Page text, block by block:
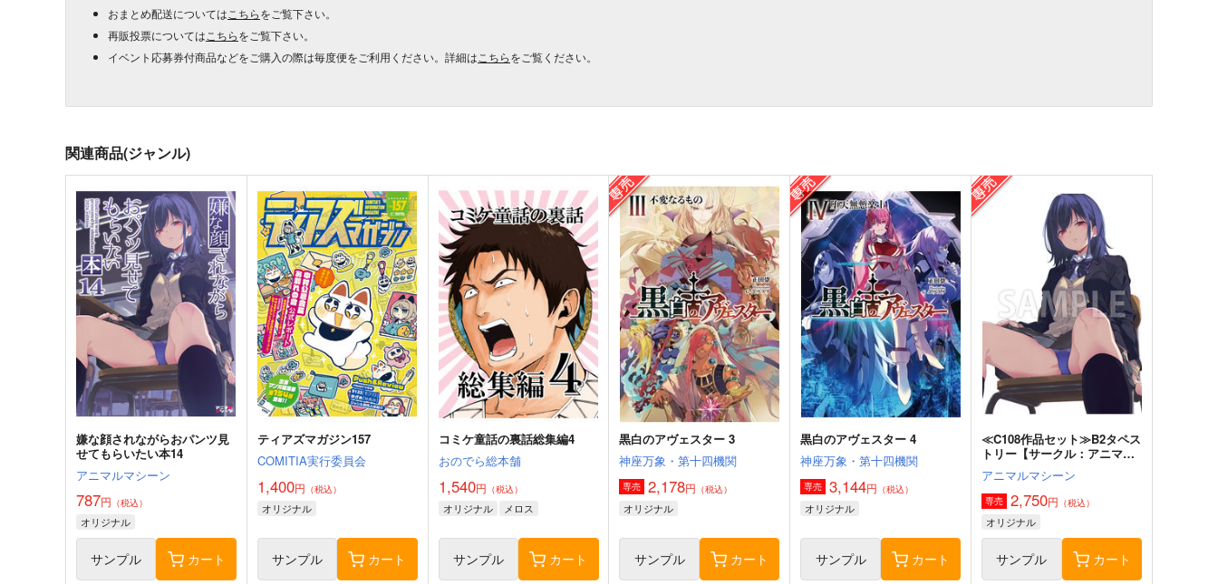
おまとめ配送については こちらをご覧下さい。
再販投票については こちらをご覧下さい。
イベント応募券付商品などをご購入の際は毎度便をご利用ください。詳細は こちらをご覧ください。
関連商品(ジャンル)
嫌な顔されながらおパンツ見
せてもらいたい本14
アニマルマシーン
787円 （税込）
オリジナル
サンプル カート
ティアズマガジン157
COMITIA実行委員会
1,400円 （税込）
オリジナル
サンプル カート
コミケ童話の裏話総集編4
おのでら総本舗
1,540円 （税込）
オリジナル メロス
サンプル カート
黒白のアヴェスター 3
神座万象・第十四機関
専売 2,178円 （税込）
オリジナル
サンプル カート
黒白のアヴェスター 4
神座万象・第十四機関
専売 3,144円 （税込）
オリジナル
サンプル カート
≪C108作品セット≫B2タペス
トリー【サークル：アニマル
アニマルマシーン
専売 2,750円 （税込）
オリジナル
サンプル カート